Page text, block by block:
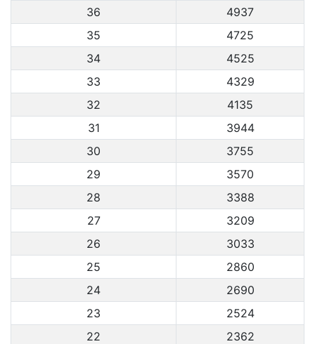
36
4937
35
4725
34
4525
33
4329
32
4135
31
3944
30
3755
29
3570
28
3388
27
3209
26
3033
25
2860
24
2690
23
2524
22
2362